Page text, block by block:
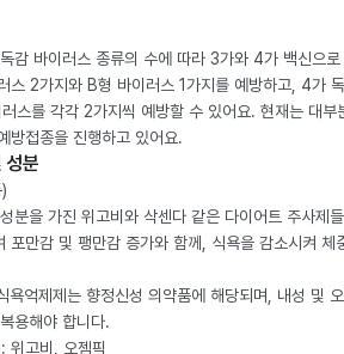
감 바이러스 종류의 수에 따라 3가와 4가 백신으로
스 2가지와 B형 바이러스 1가지를 예방하고, 4가
스를 각각 2가지씩 예방할 수 있어요. 현재는 대부
방접종을 진행하고 있어요.
성분
분을 가진 위고비와 삭센다 같은 다이어트 주사제
포만감 및 팽만감 증가와 함께, 식욕을 감소시켜 체
욕억제제는 향정신성 의약품에 해당되며, 내성 및
용해야 합니다.
고비, 오젬픽